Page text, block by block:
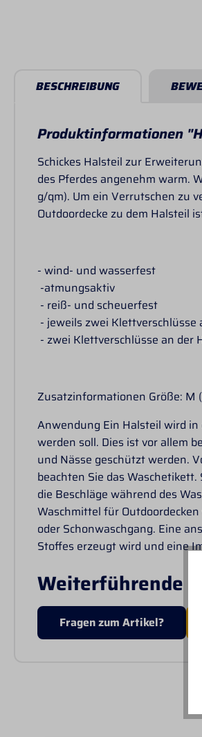
BESCHREIBUNG
Produktinformationen
Schickes Halsteil zur
des Pferdes angenehm warm.
g/qm). Um ein Verrutschen zu
Outdoordecke zu dem Halsteil
- wind- und wasserfest
-atmungsaktiv
- reiß- und scheuerfest
- jeweils zwei Klettverschlüsse
- zwei Klettverschlüsse an der
Zusatzinformationen Größe: M
Anwendung Ein Halsteil wird
werden soll. Dies ist vor allem
und Nässe geschützt werden.
beachten Sie das
die Beschläge während des
Waschmittel für
oder Schonwaschgang. Eine
Stoffes erzeugt wird und eine
Weiterführende
Fragen zum Artikel?